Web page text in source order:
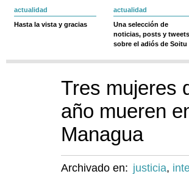
actualidad
Hasta la vista y gracias
actualidad
Una selección de
noticias, posts y tweets
sobre el adiós de Soitu
Tres mujeres
año mueren
Managua
Archivado en: justicia,